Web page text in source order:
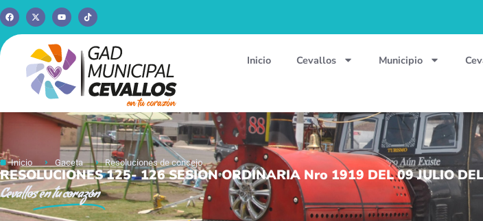
Inicio Cevallos Municipio
Inicio Gaceta Resoluciones de concejo
RESOLUCIONES 125- 126 SESION ORDINARIA Nro 1919 DEL 09 JULIO
Cevallosen tu corazón